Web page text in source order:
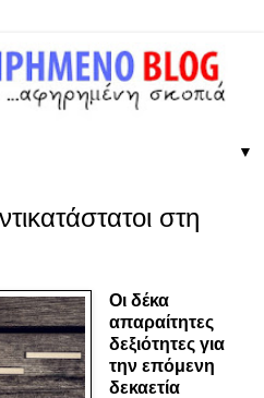
▼
στη
Οι δέκα
απαραίτητες
δεξιότητες για
την επόμενη
δεκαετία